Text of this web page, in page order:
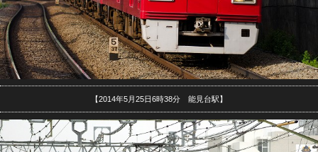
【2014年5月25日6時38分 能見台駅】